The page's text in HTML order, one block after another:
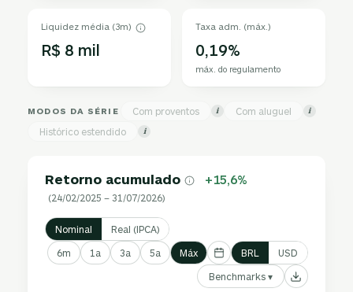
Liquidez média (3m)
R$ 8 mil
Taxa adm. (máx.)
0,19%
máx. do regulamento
MODOS DA SÉRIE Com proventos i Com aluguel i
Histórico estendido i
Retorno acumulado +15,6%
(24/02/2025 – 31/07/2026)
Nominal Real (IPCA)
6m 1a 3a 5a Máx BRL USD
Benchmarks ▾